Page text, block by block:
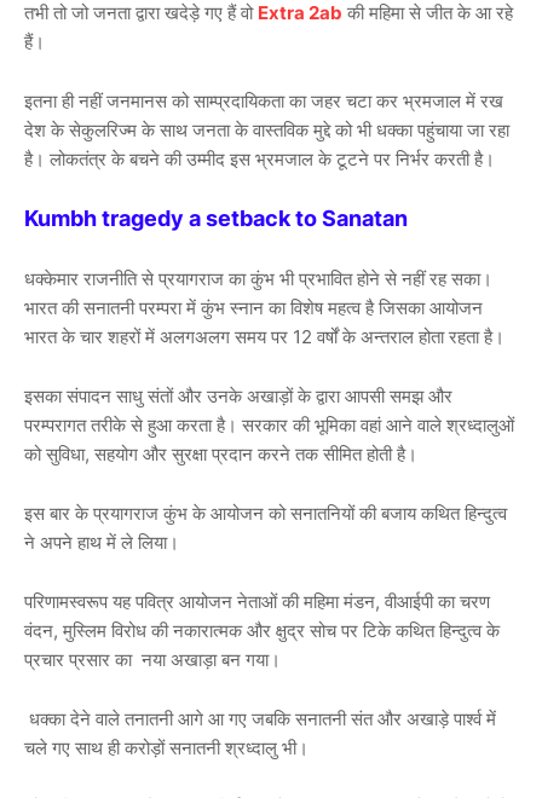
तभी तो जो जनता द्वारा खदेड़े गए हैं वो Extra 2ab की महिमा से जीत के आ रहे
हैं।
इतना ही नहीं जनमानस को साम्प्रदायिकता का जहर चटा कर भ्रमजाल में रख
देश के सेकुलरिज्म के साथ जनता के वास्तविक मुद्दे को भी धक्का पहुंचाया जा रहा
है। लोकतंत्र के बचने की उम्मीद इस भ्रमजाल के टूटने पर निर्भर करती है।
Kumbh tragedy a setback to Sanatan
धक्केमार राजनीति से प्रयागराज का कुंभ भी प्रभावित होने से नहीं रह सका।
भारत की सनातनी परम्परा में कुंभ स्नान का विशेष महत्व है जिसका आयोजन
भारत के चार शहरों में अलगअलग समय पर 12 वर्षों के अन्तराल होता रहता है।
इसका संपादन साधु संतों और उनके अखाड़ों के द्वारा आपसी समझ और
परम्परागत तरीके से हुआ करता है। सरकार की भूमिका वहां आने वाले श्रध्दालुओं
को सुविधा, सहयोग और सुरक्षा प्रदान करने तक सीमित होती है।
इस बार के प्रयागराज कुंभ के आयोजन को सनातनियों की बजाय कथित हिन्दुत्व
ने अपने हाथ में ले लिया।
परिणामस्वरूप यह पवित्र आयोजन नेताओं की महिमा मंडन, वीआईपी का चरण
वंदन, मुस्लिम विरोध की नकारात्मक और क्षुद्र सोच पर टिके कथित हिन्दुत्व के
प्रचार प्रसार का नया अखाड़ा बन गया।
धक्का देने वाले तनातनी आगे आ गए जबकि सनातनी संत और अखाड़े पार्श्व में
चले गए साथ ही करोड़ों सनातनी श्रध्दालु भी।